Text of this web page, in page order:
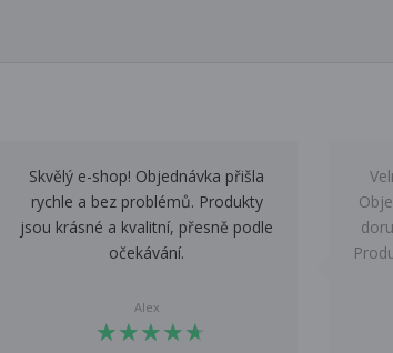
Skvělý e-shop! Objednávka přišla
rychle a bez problémů. Produkty
jsou krásné a kvalitní, přesně podle
očekávání.
Alex
★★★★★
★★★★★